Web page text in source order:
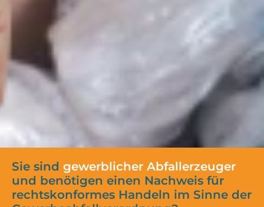
Sie sind gewerblicher Abfallerzeuger
und benötigen einen Nachweis für
rechtskonformes Handeln im Sinne der